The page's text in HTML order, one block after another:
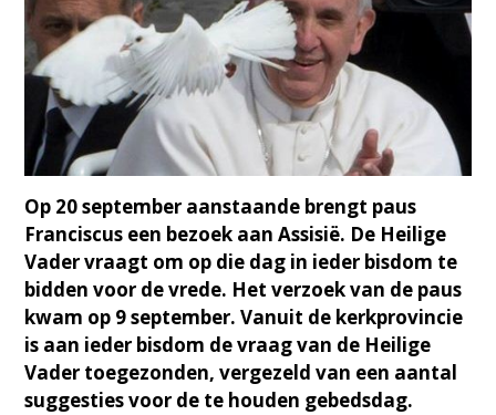
Op 20 september aanstaande brengt paus
Franciscus een bezoek aan Assisië. De Heilige
Vader vraagt om op die dag in ieder bisdom te
bidden voor de vrede. Het verzoek van de paus
kwam op 9 september. Vanuit de kerkprovincie
is aan ieder bisdom de vraag van de Heilige
Vader toegezonden, vergezeld van een aantal
suggesties voor de te houden gebedsdag.